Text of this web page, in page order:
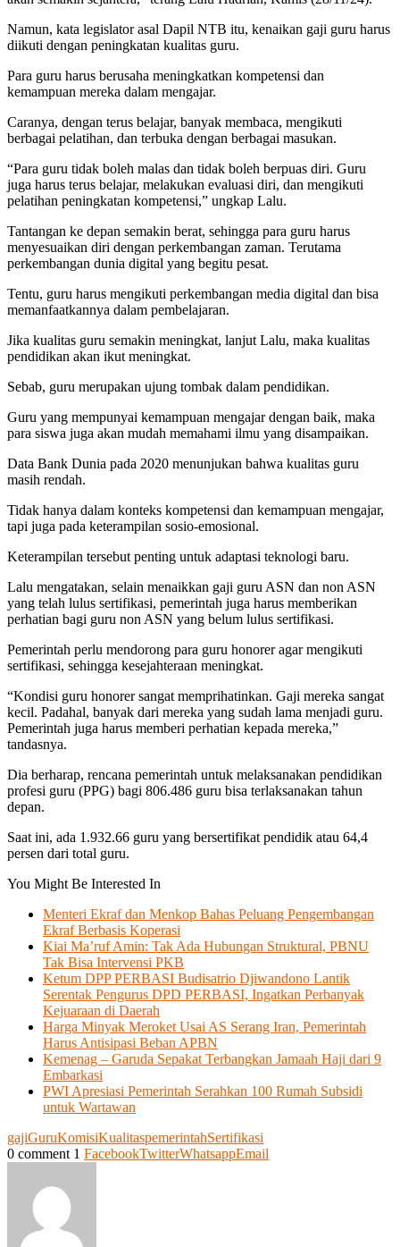
Namun, kata legislator asal Dapil NTB itu, kenaikan gaji guru harus
diikuti dengan peningkatan kualitas guru.
Para guru harus berusaha meningkatkan kompetensi dan
kemampuan mereka dalam mengajar.
Caranya, dengan terus belajar, banyak membaca, mengikuti
berbagai pelatihan, dan terbuka dengan berbagai masukan.
“Para guru tidak boleh malas dan tidak boleh berpuas diri. Guru
juga harus terus belajar, melakukan evaluasi diri, dan mengikuti
pelatihan peningkatan kompetensi,” ungkap Lalu.
Tantangan ke depan semakin berat, sehingga para guru harus
menyesuaikan diri dengan perkembangan zaman. Terutama
perkembangan dunia digital yang begitu pesat.
Tentu, guru harus mengikuti perkembangan media digital dan bisa
memanfaatkannya dalam pembelajaran.
Jika kualitas guru semakin meningkat, lanjut Lalu, maka kualitas
pendidikan akan ikut meningkat.
Sebab, guru merupakan ujung tombak dalam pendidikan.
Guru yang mempunyai kemampuan mengajar dengan baik, maka
para siswa juga akan mudah memahami ilmu yang disampaikan.
Data Bank Dunia pada 2020 menunjukan bahwa kualitas guru
masih rendah.
Tidak hanya dalam konteks kompetensi dan kemampuan mengajar,
tapi juga pada keterampilan sosio-emosional.
Keterampilan tersebut penting untuk adaptasi teknologi baru.
Lalu mengatakan, selain menaikkan gaji guru ASN dan non ASN
yang telah lulus sertifikasi, pemerintah juga harus memberikan
perhatian bagi guru non ASN yang belum lulus sertifikasi.
Pemerintah perlu mendorong para guru honorer agar mengikuti
sertifikasi, sehingga kesejahteraan meningkat.
“Kondisi guru honorer sangat memprihatinkan. Gaji mereka sangat
kecil. Padahal, banyak dari mereka yang sudah lama menjadi guru.
Pemerintah juga harus memberi perhatian kepada mereka,”
tandasnya.
Dia berharap, rencana pemerintah untuk melaksanakan pendidikan
profesi guru (PPG) bagi 806.486 guru bisa terlaksanakan tahun
depan.
Saat ini, ada 1.932.66 guru yang bersertifikat pendidik atau 64,4
persen dari total guru.
You Might Be Interested In
Menteri Ekraf dan Menkop Bahas Peluang Pengembangan
Ekraf Berbasis Koperasi
Kiai Ma’ruf Amin: Tak Ada Hubungan Struktural, PBNU
Tak Bisa Intervensi PKB
Ketum DPP PERBASI Budisatrio Djiwandono Lantik
Serentak Pengurus DPD PERBASI, Ingatkan Perbanyak
Kejuaraan di Daerah
Harga Minyak Meroket Usai AS Serang Iran, Pemerintah
Harus Antisipasi Beban APBN
Kemenag – Garuda Sepakat Terbangkan Jamaah Haji dari 9
Embarkasi
PWI Apresiasi Pemerintah Serahkan 100 Rumah Subsidi
untuk Wartawan
gajiGuruKomisiKualitaspemerintahSertifikasi
0 comment 1 FacebookTwitterWhatsappEmail